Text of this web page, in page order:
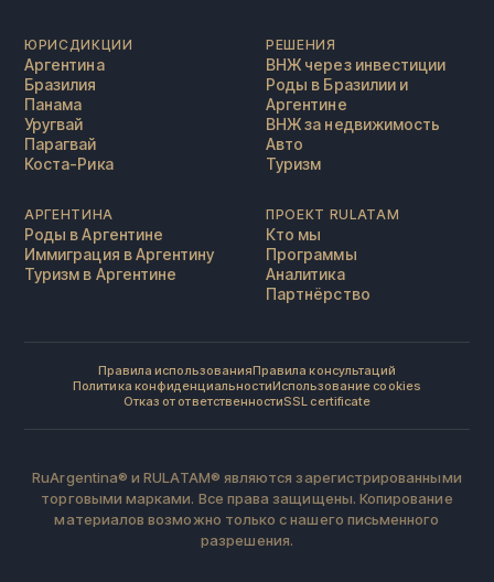
ЮРИСДИКЦИИ
Аргентина
Бразилия
Панама
Уругвай
Парагвай
Коста-Рика
РЕШЕНИЯ
ВНЖ через инвестиции
Роды в Бразилии и
Аргентине
ВНЖ за недвижимость
Авто
Туризм
АРГЕНТИНА
Роды в Аргентине
Иммиграция в Аргентину
Туризм в Аргентине
ПРОЕКТ RULATAM
Кто мы
Программы
Аналитика
Партнёрство
Правила использованияПравила консультаций
Политика конфиденциальностиИспользование cookies
Отказ от ответственностиSSL certificate
RuArgentina® и RULATAM® являются зарегистрированными
торговыми марками. Все права защищены. Копирование
материалов возможно только с нашего письменного
разрешения.